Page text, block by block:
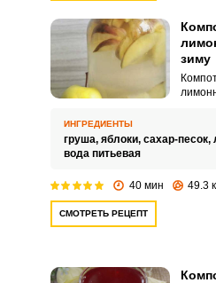
зиму
всего
ИНГРЕДИЕНТЫ
груша, яблоки, сахар-песок,
вода питьевая
40 мин 49.3
СМОТРЕТЬ РЕЦЕПТ